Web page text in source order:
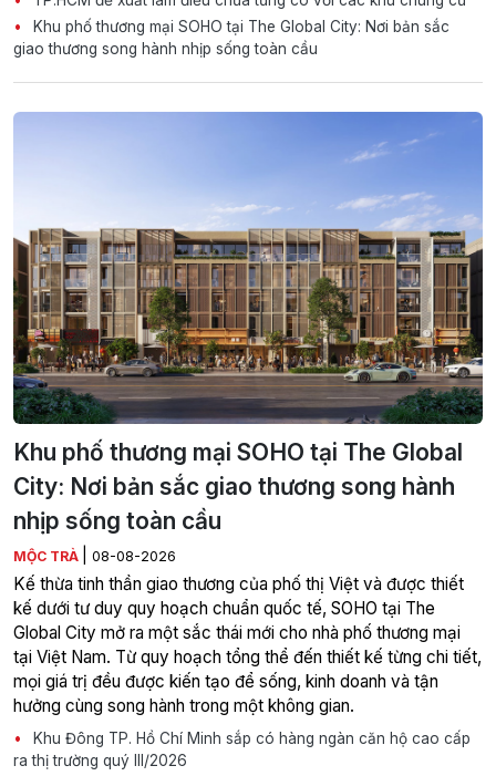
Khu phố thương mại SOHO tại The Global City: Nơi bản sắc
giao thương song hành nhịp sống toàn cầu
Khu phố thương mại SOHO tại The Global
City: Nơi bản sắc giao thương song hành
nhịp sống toàn cầu
MỘC TRÀ 08-08-2026
Kế thừa tinh thần giao thương của phố thị Việt và được thiết
kế dưới tư duy quy hoạch chuẩn quốc tế, SOHO tại The
Global City mở ra một sắc thái mới cho nhà phố thương mại
tại Việt Nam. Từ quy hoạch tổng thể đến thiết kế từng chi tiết,
mọi giá trị đều được kiến tạo để sống, kinh doanh và tận
hưởng cùng song hành trong một không gian.
Khu Đông TP. Hồ Chí Minh sắp có hàng ngàn căn hộ cao cấp
ra thị trường quý III/2026